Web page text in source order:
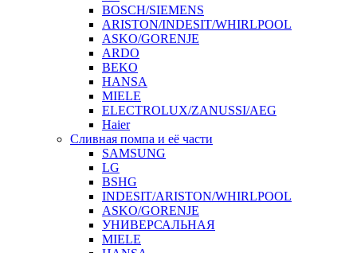
BOSCH/SIEMENS
ARISTON/INDESIT/WHIRLPOOL
ASKO/GORENJE
ARDO
BEKO
HANSA
MIELE
ELECTROLUX/ZANUSSI/AEG
Haier
Сливная помпа и её части
SAMSUNG
LG
BSHG
INDESIT/ARISTON/WHIRLPOOL
ASKO/GORENJE
УНИВЕРСАЛЬНАЯ
MIELE